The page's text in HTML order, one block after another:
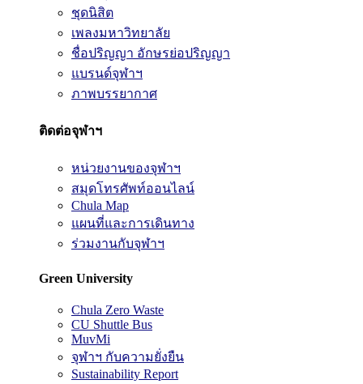
ชุดนิสิต
เพลงมหาวิทยาลัย
ชื่อปริญญา อักษรย่อปริญญา
แบรนด์จุฬาฯ
ภาพบรรยากาศ
ติดต่อจุฬาฯ
หน่วยงานของจุฬาฯ
สมุดโทรศัพท์ออนไลน์
Chula Map
แผนที่และการเดินทาง
ร่วมงานกับจุฬาฯ
Green University
Chula Zero Waste
CU Shuttle Bus
MuvMi
จุฬาฯ กับความยั่งยืน
Sustainability Report